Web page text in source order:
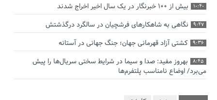
10:40 بیش از ۱۰۰ خبرنگار در یک سال اخیر اخراج شدند
9:47 نگاهی به شاهکارهای فرشچیان در سالگرد درگذشتش
9:36 کشتی آزاد قهرمانی جهان؛ جنگ جهانی در آستانه
8:45
بهروز مفید: صدا و سیما در شرایط سختی سریال‌ها را پیش
می‌برد/ اوضاع نامناسب پلتفرم‌ها